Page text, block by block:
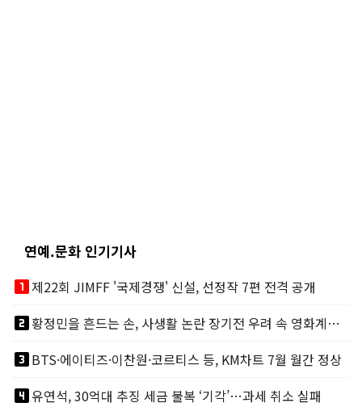
연예.문화 인기기사
looks_one제22회 JIMFF '국제경쟁' 신설, 선정작 7편 전격 공개
looks_two
황정민을 흔드는 손, 사생활 논란 장기전 우려 속 영화계도 리스크
looks_3BTS·에이티즈·이찬원·코르티스 등, KM차트 7월 월간 정상
looks_4유연석, 30억대 추징 세금 불복 ‘기각’…과세 취소 실패